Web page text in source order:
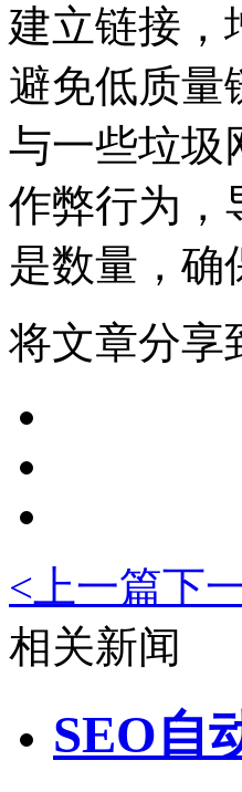
建立链接，
避免低质量
与一些垃圾
作弊行为，
是数量，确
将文章分享
< 上一篇下
相关新闻
SEO自